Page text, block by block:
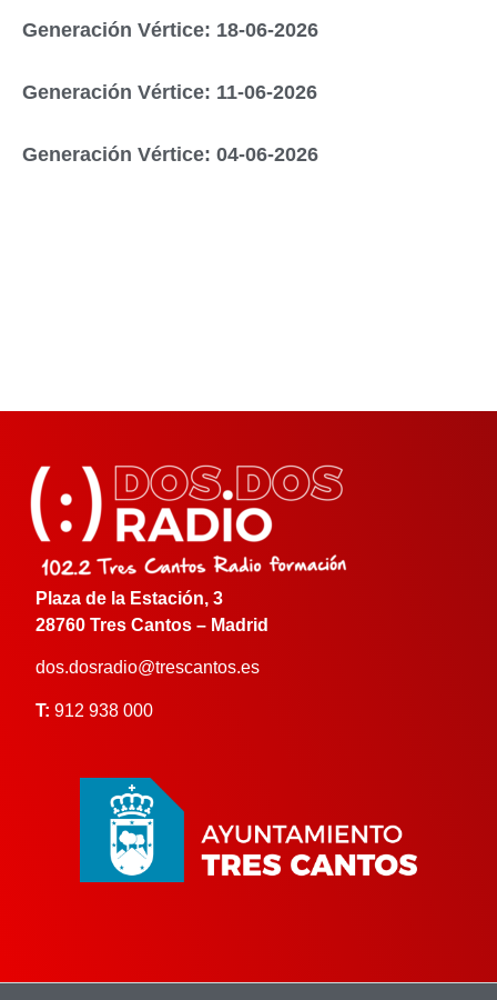
Generación Vértice: 18-06-2026
Generación Vértice: 11-06-2026
Generación Vértice: 04-06-2026
Plaza de la Estación, 3
28760 Tres Cantos – Madrid
dos.dosradio@trescantos.es
T: 912 938 000